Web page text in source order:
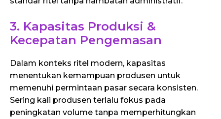
3. Kapasitas Produksi &
Kecepatan Pengemasan
Dalam konteks ritel modern, kapasitas
menentukan kemampuan produsen untuk
memenuhi permintaan pasar secara konsisten.
Sering kali produsen terlalu fokus pada
peningkatan volume tanpa memperhitungkan